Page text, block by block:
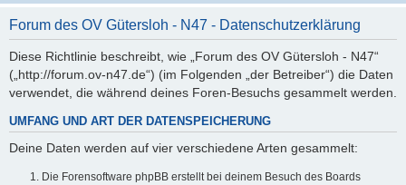
Forum des OV Gütersloh - N47 - Datenschutzerklärung
Diese Richtlinie beschreibt, wie „Forum des OV Gütersloh - N47“
(„http://forum.ov-n47.de“) (im Folgenden „der Betreiber“) die Daten
verwendet, die während deines Foren-Besuchs gesammelt werden.
UMFANG UND ART DER DATENSPEICHERUNG
Deine Daten werden auf vier verschiedene Arten gesammelt:
Die Forensoftware phpBB erstellt bei deinem Besuch des Boards